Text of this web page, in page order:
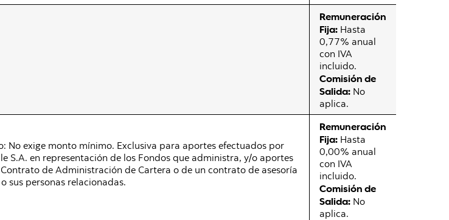
Remuneración
Fija: Hasta
0,77% anual
con IVA
incluido.
Comisión de
Salida: No
aplica.
No exige monto mínimo. Exclusiva para aportes efectuados por
S.A. en representación de los Fondos que administra, y/o aportes
de Administración de Cartera o de un contrato de asesoría
sus personas relacionadas.
Remuneración
Fija: Hasta
0,00% anual
con IVA
incluido.
Comisión de
Salida: No
aplica.